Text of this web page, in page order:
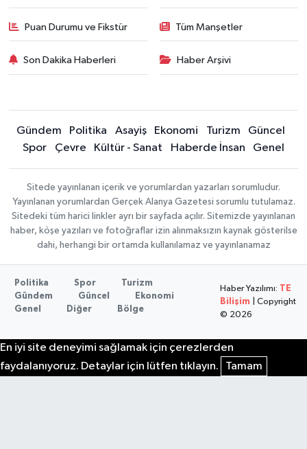
Puan Durumu ve Fikstür Tüm Manşetler
Son Dakika Haberleri Haber Arşivi
Gündem Politika Asayiş Ekonomi Turizm
Güncel
Spor
Çevre Kültür - Sanat Haberde İnsan Genel
Sitede yayınlanan içerik ve yorumlardan yazarları sorumludur.
Yayınlanan yorumlardan Gerçek Alanya Gazetesi sorumlu tutulamaz.
Sitedeki tüm harici linkler ayrı bir sayfada açılır. Sitemizde yayınlanan
haber, köşe yazıları ve fotoğraflar izin alınmaksızın kaynak gösterilse
dahi, herhangi bir ortamda kullanılamaz ve yayınlanamaz
Politika Spor
Turizm
Gündem
Güncel
Ekonomi
Genel
Diğer Bölge
Haber Yazılımı:
TE
Bilişim | Copyright
© 2026
En iyi site deneyimi sağlamak için çerezlerden
faydalanıyoruz. Detaylar için lütfen tıklayın.
Tamam